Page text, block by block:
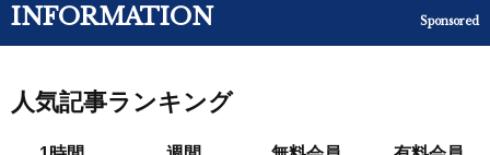
INFORMATION Sponsored
人気記事ランキング